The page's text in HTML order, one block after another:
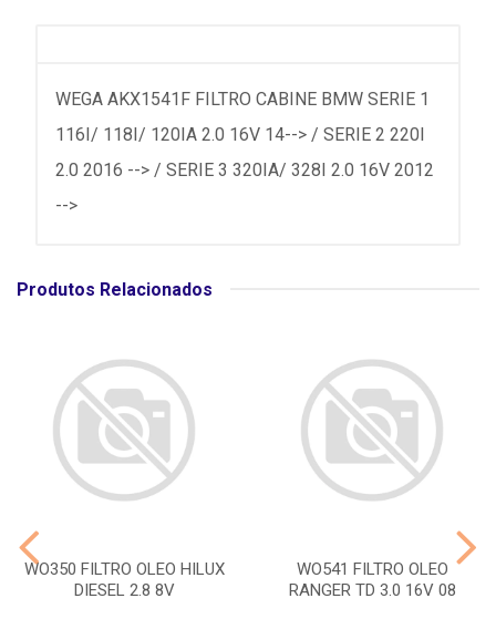
WEGA AKX1541F FILTRO CABINE BMW SERIE 1
116I/ 118I/ 120IA 2.0 16V 14--> / SERIE 2 220I
2.0 2016 --> / SERIE 3 320IA/ 328I 2.0 16V 2012
-->
Produtos Relacionados
WO350 FILTRO OLEO HILUX
DIESEL 2.8 8V
WO541 FILTRO OLEO
RANGER TD 3.0 16V 08